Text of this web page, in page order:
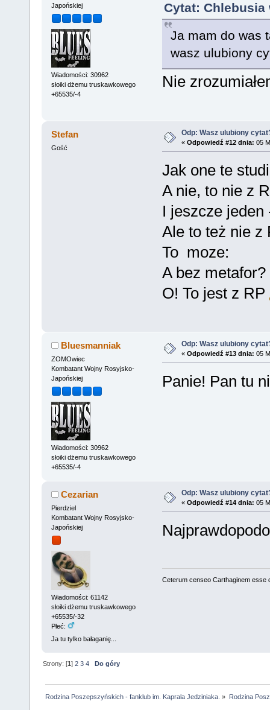
Japońskiej
Wiadomości: 30962
słoiki dżemu truskawkowego
+65535/-4
Cytat: Chlebusia
Ja mam do was
wasz ulubiony
Nie
Stefan
Gość
Odp: Wasz ulubiony
« Odpowiedź #12 dnia: 05
Jak one te
A nie, to nie z
I jeszcze jeden
Ale to też nie z
To moze:
A bez metafor?
O! To jest z RP
Bluesmanniak
ZOMOwiec
Kombatant Wojny Rosyjsko-
Japońskiej
Wiadomości: 30962
słoiki dżemu truskawkowego
+65535/-4
Odp: Wasz ulubiony
« Odpowiedź #13 dnia: 05
Panie! Pan tu
Cezarian
Pierdziel
Kombatant Wojny Rosyjsko-
Japońskiej
Wiadomości: 61142
słoiki dżemu truskawkowego
+65535/-32
Płeć:
Ja tu tylko bałaganię...
Odp: Wasz ulubiony
« Odpowiedź #14 dnia: 05
Ceterum censeo Carthaginem esse
Strony: [1]2 3 4 Do góry
Rodzina Poszepszyńskich - fanklub im. Kaprala Jedziniaka. » Rodzina